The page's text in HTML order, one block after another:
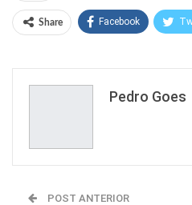
Share Facebook
Pedro Goes
POST ANTERIOR